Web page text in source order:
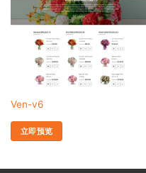
Ven-v6
立即预览